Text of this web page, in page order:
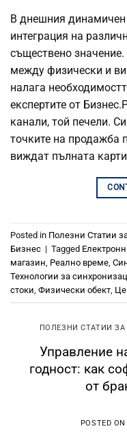
В днешния динамичен
интеграция на
съществено
между физически и
налага
експертите от
канали, той печели.
точките на продажба
виждат пълната
Posted in Полезни Статии
Бизнес | Tagged
магазин Реално време
Технологии за
стоки Физически обект
ПОЛЕЗНИ СТАТИИ
Управление
годност: как
от
POSTED ON